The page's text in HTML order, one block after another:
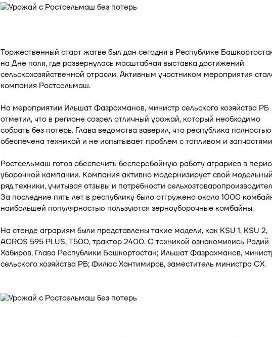
Торжественный старт жатве был дан сегодня в Республике
на Дне поля, где развернулась масштабная выставка достижений
сельскохозяйственной отрасли. Активным участником мероприятия
компания Ростсельмаш.
На мероприятии Ильшат Фазрахманов, министр сельского хозяйства РБ
отметил, что в регионе созрел отличный урожай, который необходимо
собрать без потерь. Глава ведомства заверил, что республика полностью
обеспечена техникой и не испытывает проблем с топливом и
Ростсельмаш готов обеспечить бесперебойную работу аграриев в
уборочной кампании. Компания активно модернизирует свой
ряд техники, учитывая отзывы и потребности
За последние пять лет в республику было отгружено около 1000
наибольшей популярностью пользуются зерноуборочные комбайны.
На стенде аграриям были представлены такие модели, как KSU 1, KSU 2,
ACROS 595 PLUS, Т500, трактор 2400. С техникой ознакомились Радий
Хабиров, Глава Республики Башкортостан; Ильшат Фазрахманов,
сельского хозяйства РБ; Филюс Хантимиров, заместитель министра СХ.